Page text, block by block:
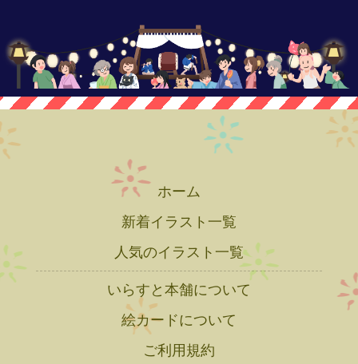
ホーム
新着イラスト一覧
人気のイラスト一覧
いらすと本舗について
絵カードについて
ご利用規約